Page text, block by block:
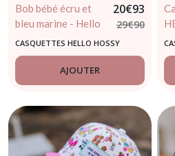
Bob bébé écru et
bleu marine - Hello
Hossy – Mini Soap
20€93
29€90
CASQUETTES HELLO HOSSY
AJOUTER